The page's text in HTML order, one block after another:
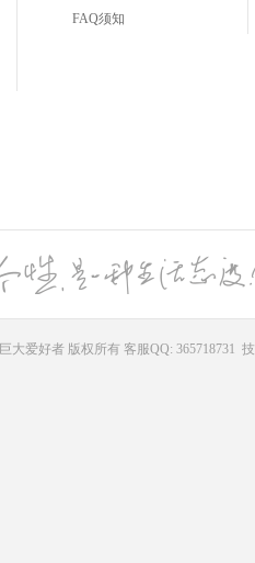
FAQ须知
巨大爱好者版权所有 客服QQ: 365718731